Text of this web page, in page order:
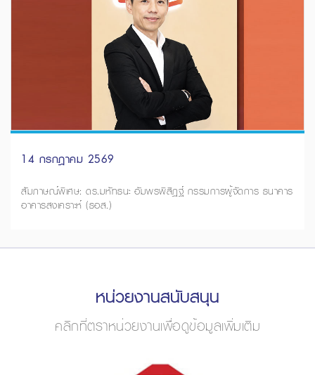
14 กรกฎาคม 2569
สัมภาษณ์พิเศษ: ดร.มหัทธนะ อัมพรพิสิฏฐ์ กรรมการผู้จัดการ ธนาคาร
อาคารสงเคราะห์ (ธอส.)
หน่วยงานสนับสนุน
คลิกที่ตราหน่วยงานเพื่อดูข้อมูลเพิ่มเติม